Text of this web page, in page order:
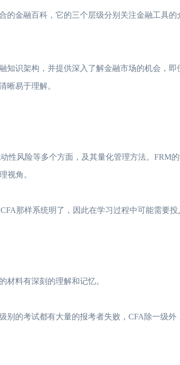
金融百科，它的三个层级分别关注金融工具的
识架构，并提供深入了解金融市场的机会，即
晰易于理解。
风险等多个方面，及其量化管理方法。FRM
视角。
那样系统明了，因此在学习过程中可能需要投
料有深刻的理解和记忆。
的考试都有大量的报考者失败，CFA除一级外